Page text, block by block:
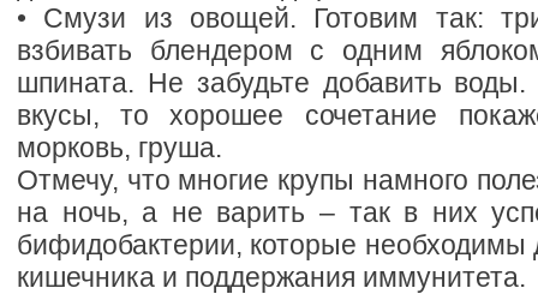
• Смузи из овощей. Готовим так:
взбивать блендером с одним
шпината. Не забудьте добавить
вкусы, то хорошее сочетание
морковь, груша.
Отмечу, что многие крупы намного
на ночь, а не варить – так в них
бифидобактерии, которые
кишечника и поддержания иммунитета.